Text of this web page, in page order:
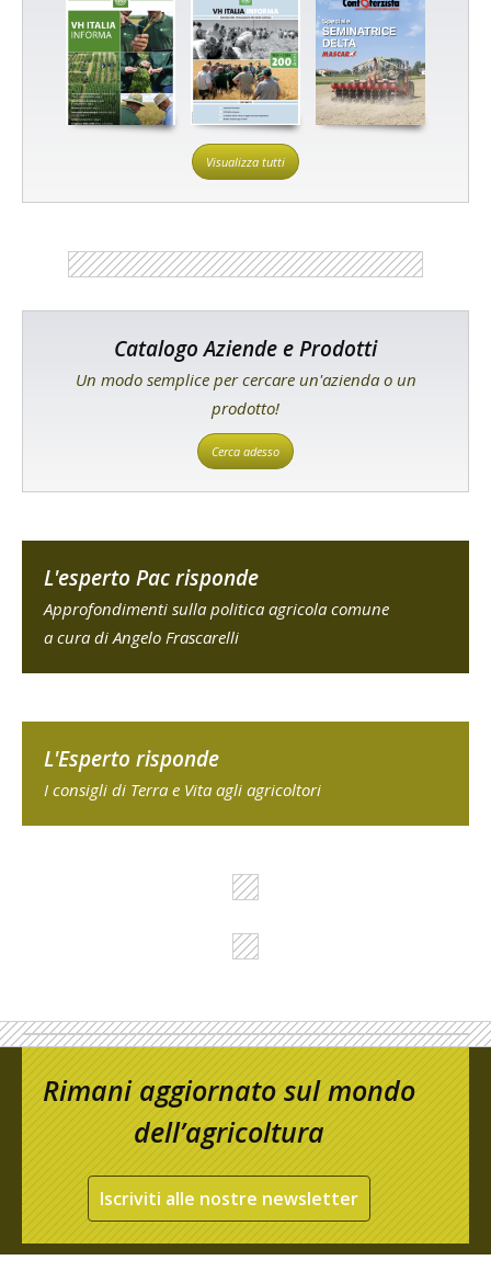
Visualizza tutti
Catalogo Aziende e Prodotti
Un modo semplice per cercare un'azienda o un
prodotto!
Cerca adesso
L'esperto Pac risponde
Approfondimenti sulla politica agricola comune
a cura di Angelo Frascarelli
L'Esperto risponde
I consigli di Terra e Vita agli agricoltori
Rimani aggiornato sul mondo
dell’agricoltura
Iscriviti alle nostre newsletter